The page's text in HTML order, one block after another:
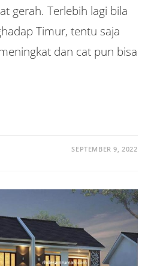
gerah. Terlebih lagi bila
Timur, tentu saja
dan cat pun bisa
SEPTEMBER 9, 2022